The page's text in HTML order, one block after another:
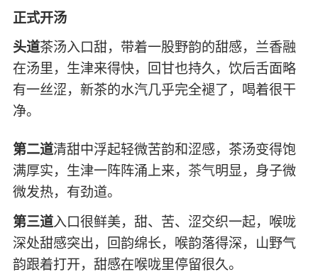
正式开汤
头道茶汤入口甜，带着一股野韵的甜感，兰香融
在汤里，生津来得快，回甘也持久，饮后舌面略
有一丝涩，新茶的水汽几乎完全褪了，喝着很干
净。
第二道清甜中浮起轻微苦韵和涩感，茶汤变得饱
满厚实，生津一阵阵涌上来， 茶气明显，身子微
微发热，有劲道。
第三道入口很鲜美，甜、苦、涩交织一起，喉咙
深处甜感突出，回韵绵长，喉韵落得深，山野气
韵跟着打开，甜感在喉咙里停留很久。